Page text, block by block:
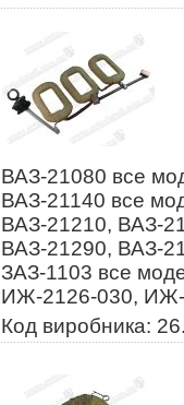
ВАЗ-21080 все
ВАЗ-21140 все
ВАЗ-21210, ВАЗ-
ВАЗ-21290, ВАЗ-
ЗАЗ-1103 все
ИЖ-2126-030, ИЖ-
Код виробника: